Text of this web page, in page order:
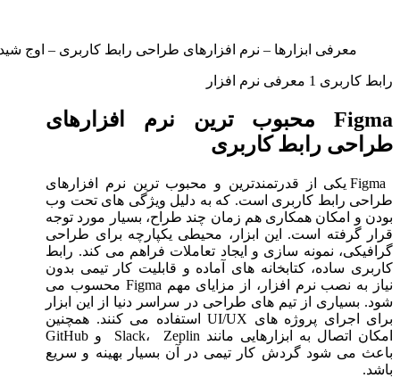
معرفی ابزارها – نرم افزارهای طراحی رابط کاربری – اوج
رابط کاربری 1 معرفی نرم افزار
Figma محبوب ترین نرم افزارهای
طراحی رابط کاربری
Figma یکی از قدرتمندترین و محبوب ترین نرم افزارهای
طراحی رابط کاربری است. که به دلیل ویژگی های تحت وب
بودن و امکان همکاری هم زمان چند طراح، بسیار مورد توجه
قرار گرفته است. این ابزار، محیطی یکپارچه برای طراحی
گرافیکی، نمونه سازی و ایجاد تعاملات فراهم می کند. رابط
کاربری ساده، کتابخانه های آماده و قابلیت کار تیمی بدون
نیاز به نصب نرم افزار، از مزایای مهم Figma محسوب می
شود. بسیاری از تیم های طراحی در سراسر دنیا از این ابزار
برای اجرای پروژه های UI/UX استفاده می کنند. همچنین
امکان اتصال به ابزارهایی مانند Slack، Zeplin و GitHub
باعث می شود گردش کار تیمی در آن بسیار بهینه و سریع
باشد.